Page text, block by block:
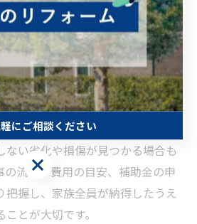
るため、必要な工事内容を丁寧に
積もりを取ることが安心につなが
準や補助金制度の最新情報もチェ
ることが重要です。
ーム工事中の生活への影響や追加
ましょう。特に築年数の古い住宅
ない劣化や損傷が見つかる場合も
の流れや費用の目安、補助金の申
把握し、家族全員が納得したうえ
とが大切です。
軽にご相談ください
にご相談ください